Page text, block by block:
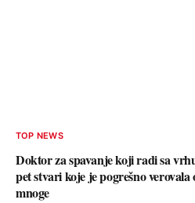
TOP NEWS
Doktor za spavanje koji radi sa
pet stvari koje je pogrešno
mnoge